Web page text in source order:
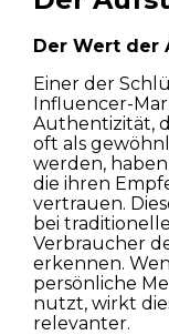
Der Wert der
Einer der
Influencer-
Authentizität,
oft als
werden,
die ihren
vertrauen.
bei
Verbraucher
erkennen.
persönliche
nutzt, wirkt
relevanter.